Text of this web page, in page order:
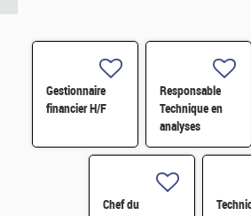
Gestionnaire
financier H/F
Responsable
Technique en
analyses
radiologiques
Chef du